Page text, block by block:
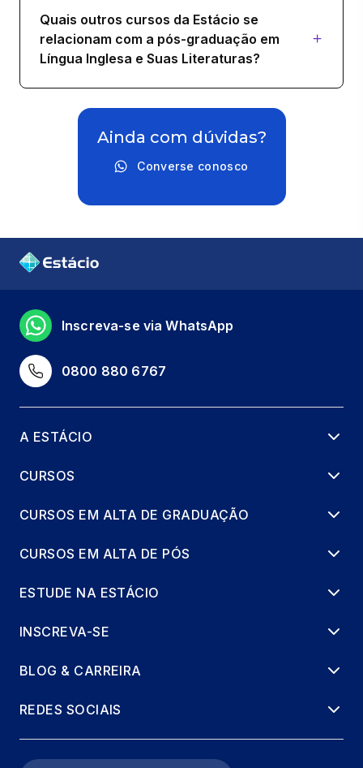
Quais outros cursos da Estácio se
relacionam com a pós-graduação em
Língua Inglesa e Suas Literaturas?
Ainda com dúvidas?
Converse conosco
0800 880 6767
Inscreva-se via WhatsApp
A ESTÁCIO
CURSOS
CURSOS EM ALTA DE GRADUAÇÃO
CURSOS EM ALTA DE PÓS
ESTUDE NA ESTÁCIO
INSCREVA-SE
BLOG & CARREIRA
REDES SOCIAIS